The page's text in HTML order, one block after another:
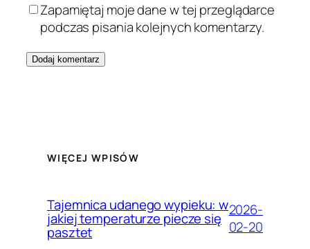
Zapamiętaj moje dane w tej przeglądarce
podczas pisania kolejnych komentarzy.
WIĘCEJ WPISÓW
Tajemnica udanego wypieku: w
jakiej temperaturze piecze się
pasztet
2026-
02-20